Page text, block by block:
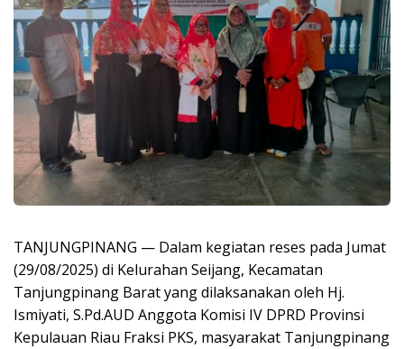
TANJUNGPINANG — Dalam kegiatan reses pada Jumat
(29/08/2025) di Kelurahan Seijang, Kecamatan
Tanjungpinang Barat yang dilaksanakan oleh Hj.
Ismiyati, S.Pd.AUD Anggota Komisi IV DPRD Provinsi
Kepulauan Riau Fraksi PKS, masyarakat Tanjungpinang